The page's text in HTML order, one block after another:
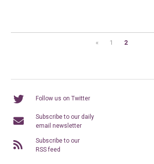
« 1 2
Follow us on Twitter
Subscribe to our daily
email newsletter
Subscribe to our
RSS feed